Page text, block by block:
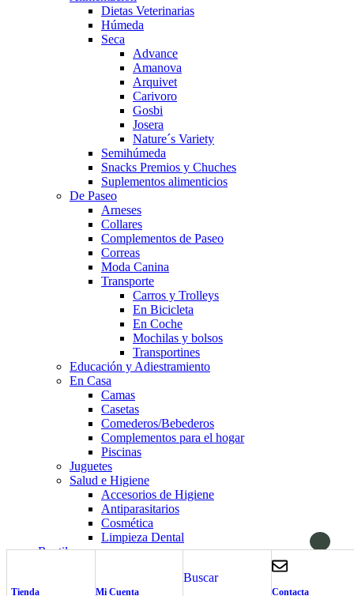
Tienda Mi Cuenta
Buscar
Contacta
Dietas Veterinarias
Húmeda
Seca
Advance
Amanova
Arquivet
Carivoro
Gosbi
Josera
Nature´s Variety
Semihúmeda
Snacks Premios y Chuches
Suplementos alimenticios
De Paseo
Arneses
Collares
Complementos de Paseo
Correas
Moda Canina
Transporte
Carros y Trolleys
En Bicicleta
En Coche
Mochilas y bolsos
Transportines
Educación y Adiestramiento
En Casa
Camas
Casetas
Comederos/Bebederos
Complementos para el hogar
Piscinas
Juguetes
Salud e Higiene
Accesorios de Higiene
Antiparasitarios
Cosmética
Limpieza Dental
Reptiles
Carrito de Compra cerrar